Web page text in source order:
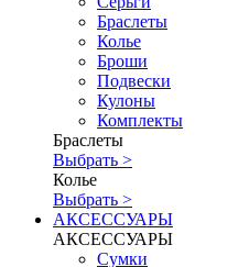
Браслеты
Колье
Броши
Подвески
Кулоны
Комплекты
Браслеты
Выбрать >
Колье
Выбрать >
АКСЕССУАРЫ
АКСЕССУАРЫ
Сумки